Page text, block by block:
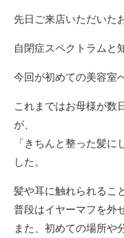
先日ご来店いただいた
自閉症スペクトラムと
今回が初めての美容室
これまではお母様が数
が、
「きちんと整った髪
した。
髪や耳に触れられるこ
普段はイヤーマフを外
また、初めての場所や